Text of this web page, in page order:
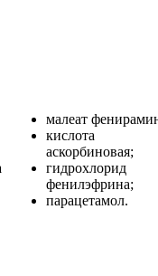
малеат
кислота
аскорбиновая;
гидрохлорид
фенилэфрина;
парацетамол.